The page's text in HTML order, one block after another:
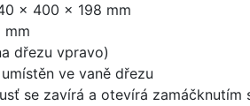
x 400 x 198 mm
mm
dřezu vpravo)
ve vaně dřezu
se zavírá a otevírá zamáčknutím